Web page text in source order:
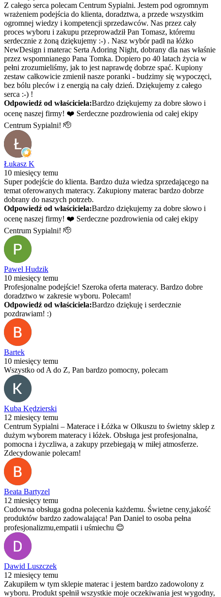
Z całego serca polecam Centrum Sypialni. Jestem pod ogromnym
wrażeniem podejścia do klienta, doradztwa, a przede wszystkim
ogromnej wiedzy i kompetencji sprzedawców. Nas przez cały
proces wyboru i zakupu przeprowadził Pan Tomasz, któremu
serdecznie z żoną dziękujemy :-) . Nasz wybór padł na łóżko
NewDesign i materac Serta Adoring Night, dobrany dla nas właśnie
przez wspomnianego Pana Tomka. Dopiero po 40 latach życia w
pełni zrozumieliśmy, jak to jest naprawdę dobrze spać. Kupiony
zestaw całkowicie zmienił nasze poranki - budzimy się wypoczęci,
bez bólu pleców i z energią na cały dzień. Dziękujemy z całego
serca :-) !
Odpowiedź od właściciela:Bardzo dziękujemy za dobre słowo i
ocenę naszej firmy! ❤️ Serdeczne pozdrowienia od całej ekipy
Centrum Sypialni! 🫡
Łukasz K
10 miesięcy temu
Super podejście do klienta. Bardzo duża wiedza sprzedającego na
temat oferowanych materacy. Zakupiony materac bardzo dobrze
dobrany do naszych potrzeb.
Odpowiedź od właściciela:Bardzo dziękujemy za dobre słowo i
ocenę naszej firmy! ❤️ Serdeczne pozdrowienia od całej ekipy
Centrum Sypialni! 🫡
Pawel Hudzik
10 miesięcy temu
Profesjonalne podejście! Szeroka oferta materacy. Bardzo dobre
doradztwo w zakresie wyboru. Polecam!
Odpowiedź od właściciela:Bardzo dziękuję i serdecznie
pozdrawiam! :)
Bartek
10 miesięcy temu
Wszystko od A do Z, Pan bardzo pomocny, polecam
Kuba Kędzierski
12 miesięcy temu
Centrum Sypialni – Materace i Łóżka w Olkuszu to świetny sklep z
dużym wyborem materacy i łóżek. Obsługa jest profesjonalna,
pomocna i życzliwa, a zakupy przebiegają w miłej atmosferze.
Zdecydowanie polecam!
Beata Bartyzel
12 miesięcy temu
Cudowna obsługa godna polecenia każdemu. Świetne ceny,jakość
produktów bardzo zadowalająca! Pan Daniel to osoba pełna
profesjonalizmu,empatii i uśmiechu 😊
Dawid Luszczek
12 miesięcy temu
Zakupiłem w tym sklepie materac i jestem bardzo zadowolony z
wyboru. Produkt spełnił wszystkie moje oczekiwania jest wygodny,